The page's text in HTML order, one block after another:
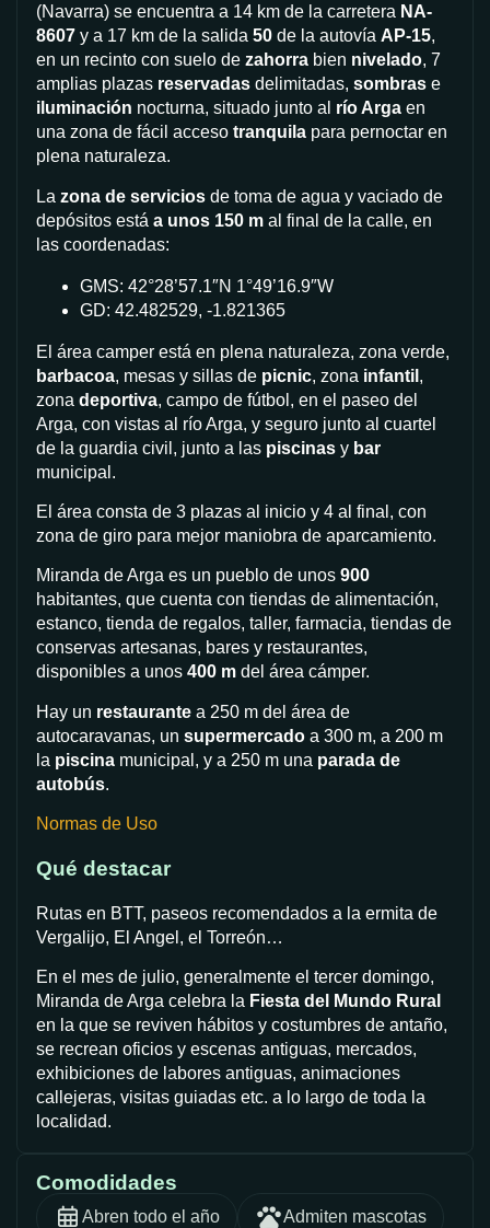
(Navarra) se encuentra a 14 km de la carretera NA-
8607 y a 17 km de la salida 50 de la autovía AP-15,
en un recinto con suelo de zahorra bien nivelado, 7
amplias plazas reservadas delimitadas, sombras e
iluminación nocturna, situado junto al río Arga en
una zona de fácil acceso tranquila para pernoctar en
plena naturaleza.
La zona de servicios de toma de agua y vaciado de
depósitos está a unos 150 m al final de la calle, en
las coordenadas:
GMS: 42°28’57.1″N 1°49’16.9″W
GD: 42.482529, -1.821365
El área camper está en plena naturaleza, zona verde,
barbacoa, mesas y sillas de picnic, zona infantil ,
zona deportiva, campo de fútbol, en el paseo del
Arga, con vistas al río Arga, y seguro junto al cuartel
de la guardia civil, junto a las piscinas y bar
municipal.
El área consta de 3 plazas al inicio y 4 al final, con
zona de giro para mejor maniobra de aparcamiento.
Miranda de Arga es un pueblo de unos 900
habitantes, que cuenta con tiendas de alimentación,
estanco, tienda de regalos, taller, farmacia, tiendas de
conservas artesanas, bares y restaurantes,
disponibles a unos 400 m del área cámper.
Hay un restaurante a 250 m del área de
autocaravanas, un supermercado a 300 m, a 200 m
la piscina municipal, y a 250 m una parada de
autobús.
Normas de Uso
Qué destacar
Rutas en BTT, paseos recomendados a la ermita de
Vergalijo, El Angel, el Torreón…
En el mes de julio, generalmente el tercer domingo,
Miranda de Arga celebra la Fiesta del Mundo Rural
en la que se reviven hábitos y costumbres de antaño,
se recrean oficios y escenas antiguas, mercados,
exhibiciones de labores antiguas, animaciones
callejeras, visitas guiadas etc. a lo largo de toda la
localidad.
Comodidades
Abren todo el año Admiten mascotas